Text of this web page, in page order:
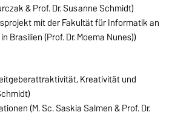
& Prof. Dr. Susanne Schmidt)
mit der Fakultät für Informatik an
Brasilien (Prof. Dr. Moema Nunes))
Kreativität und
(M. Sc. Saskia Salmen & Prof. Dr.